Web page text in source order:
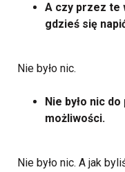
A czy przez te
gdzieś się
Nie było nic.
Nie było nic
możliwości.
Nie było nic. A jak